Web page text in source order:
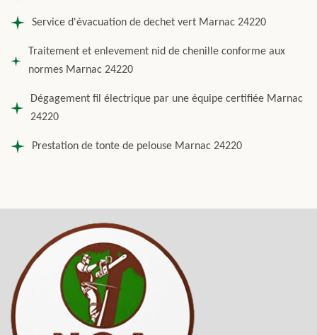
Service d'évacuation de dechet vert Marnac 24220
Traitement et enlevement nid de chenille conforme aux
normes Marnac 24220
Dégagement fil électrique par une équipe certifiée Marnac
24220
Prestation de tonte de pelouse Marnac 24220